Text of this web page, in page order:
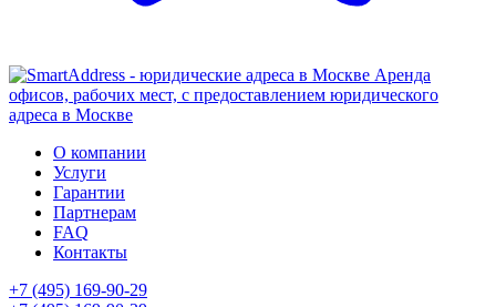
Аренда
офисов, рабочих мест, с предоставлением юридического
адреса в Москве
О компании
Услуги
Гарантии
Партнерам
FAQ
Контакты
+7 (495) 169-90-29